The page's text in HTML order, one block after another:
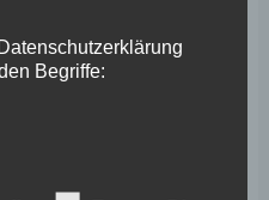
Begriffe: